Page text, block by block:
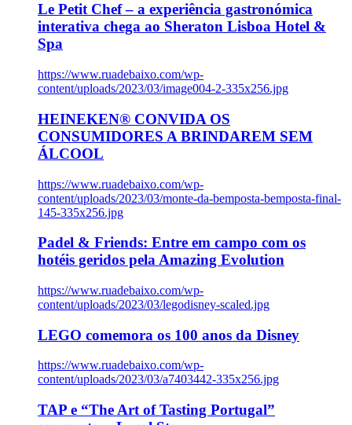
Le Petit Chef – a experiência gastronómica
interativa chega ao Sheraton Lisboa Hotel &
Spa
https://www.ruadebaixo.com/wp-
content/uploads/2023/03/image004-2-335x256.jpg
HEINEKEN® CONVIDA OS
CONSUMIDORES A BRINDAREM SEM
ÁLCOOL
https://www.ruadebaixo.com/wp-
content/uploads/2023/03/monte-da-bemposta-bemposta-final-
145-335x256.jpg
Padel & Friends: Entre em campo com os
hotéis geridos pela Amazing Evolution
https://www.ruadebaixo.com/wp-
content/uploads/2023/03/legodisney-scaled.jpg
LEGO comemora os 100 anos da Disney
https://www.ruadebaixo.com/wp-
content/uploads/2023/03/a7403442-335x256.jpg
TAP e “The Art of Tasting Portugal”